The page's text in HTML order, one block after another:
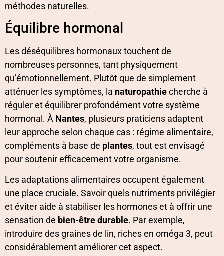
méthodes naturelles.
Équilibre hormonal
Les déséquilibres hormonaux touchent de
nombreuses personnes, tant physiquement
qu’émotionnellement. Plutôt que de simplement
atténuer les symptômes, la naturopathiecherche à
réguler et équilibrer profondément votre système
hormonal. À Nantes, plusieurs praticiens adaptent
leur approche selon chaque cas : régime alimentaire,
compléments à base de plantes, tout est envisagé
pour soutenir efficacement votre organisme.
Les adaptations alimentaires occupent également
une place cruciale. Savoir quels nutriments privilégier
et éviter aide à stabiliser les hormones et à offrir une
sensation de bien-être durable. Par exemple,
introduire des graines de lin, riches en oméga 3, peut
considérablement améliorer cet aspect.